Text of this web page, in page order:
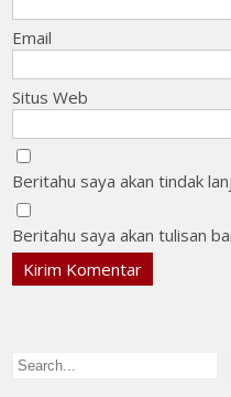
Email
Situs Web
Beritahu saya akan tindak
Beritahu saya akan tulisan